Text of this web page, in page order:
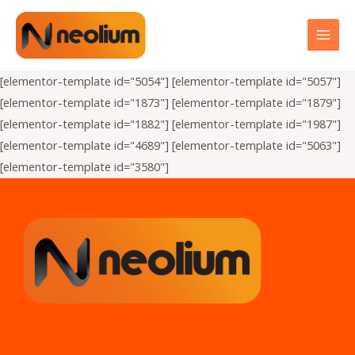
[elementor-template id="5054"] [elementor-template id="5057"]
[elementor-template id="1873"] [elementor-template id="1879"]
[elementor-template id="1882"] [elementor-template id="1987"]
[elementor-template id="4689"] [elementor-template id="5063"]
[elementor-template id="3580"]